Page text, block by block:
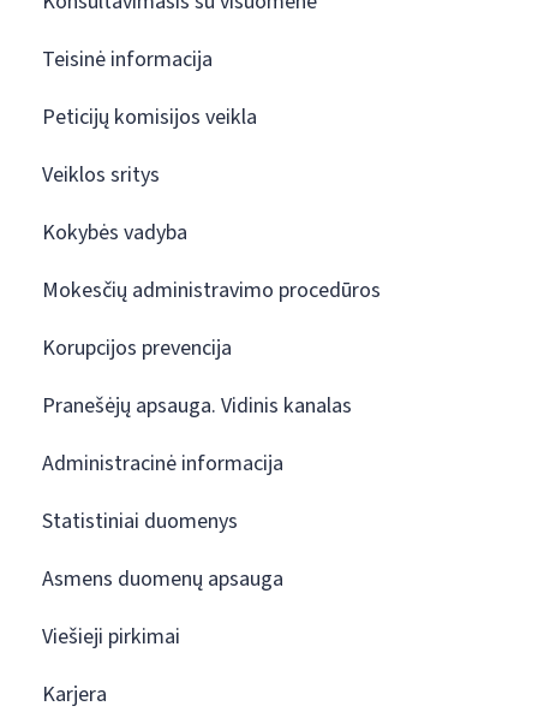
Teisinė informacija
Peticijų komisijos veikla
Veiklos sritys
Kokybės vadyba
Mokesčių administravimo procedūros
Korupcijos prevencija
Pranešėjų apsauga. Vidinis kanalas
Administracinė informacija
Statistiniai duomenys
Asmens duomenų apsauga
Viešieji pirkimai
Karjera